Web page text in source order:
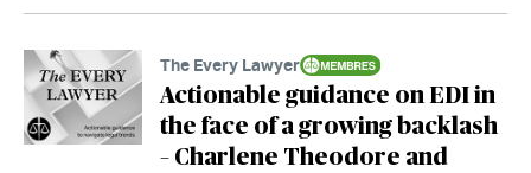
The Every Lawyer
Actionable guidance on EDI in
the face of a growing backlash
– Charlene Theodore and